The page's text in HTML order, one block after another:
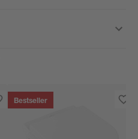
Bestseller